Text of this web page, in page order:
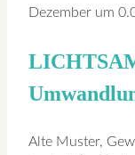
Dezember um
Alte Muster,